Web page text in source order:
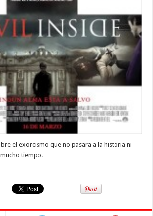
el exorcismo que no pasara a la historia ni
tiempo.